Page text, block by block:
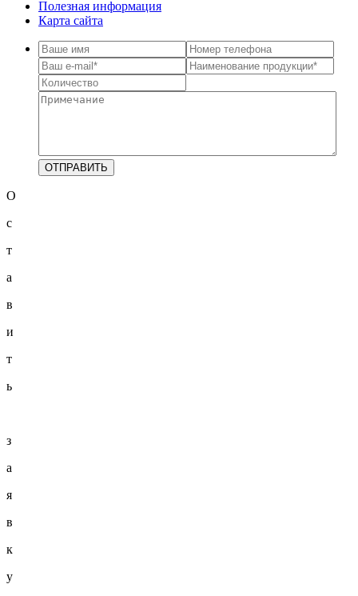
Полезная информация
Карта сайта
О
с
т
а
в
и
т
ь
з
а
я
в
к
у